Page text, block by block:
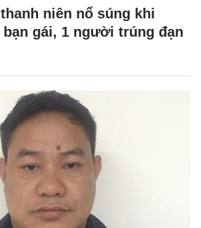
niên nổ súng khi
gái, 1 người trúng đạn